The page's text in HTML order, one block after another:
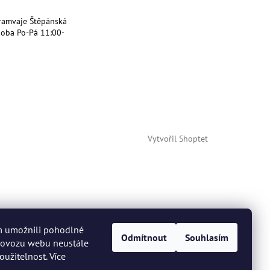
umožnili pohodlné
webu neustále
Více
Odmítnout Souhlasím
Štěpánská
Po-Pá 11:00-
Vytvořil Shoptet